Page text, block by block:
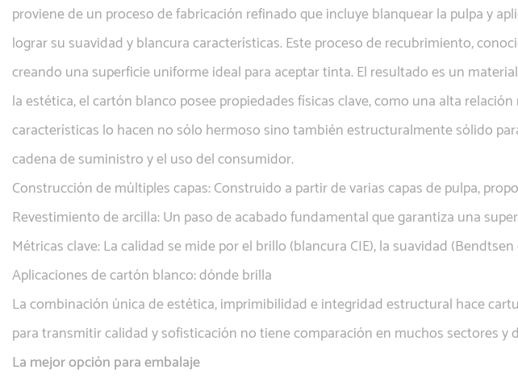
proviene de un proceso de fabricación refinado que incluye blanquear la pulpa y
lograr su suavidad y blancura características. Este proceso de recubrimiento,
creando una superficie uniforme ideal para aceptar tinta. El resultado es un
la estética, el cartón blanco posee propiedades físicas clave, como una alta
características lo hacen no sólo hermoso sino también estructuralmente sólido
cadena de suministro y el uso del consumidor.
Construcción de múltiples capas:Construido a partir de varias capas de pulpa,
Revestimiento de arcilla:Un paso de acabado fundamental que garantiza una
Métricas clave:La calidad se mide por el brillo (blancura CIE), la suavidad
Aplicaciones de cartón blanco: dónde brilla
La combinación única de estética, imprimibilidad e integridad estructural hace
para transmitir calidad y sofisticación no tiene comparación en muchos sectores
La mejor opción para embalaje